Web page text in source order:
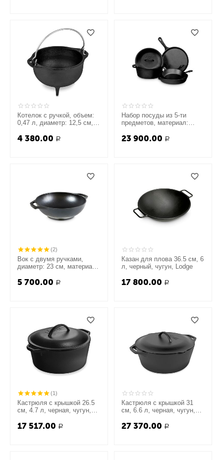
Котелок с ручкой, объем:
0,47 л, диаметр: 12,5 см,
чугун, HCK, LODGE, США
4 380.00 Р
Набор посуды из 5-ти
предметов, материал:
США
23 900.00 Р
(2)
Вок с двумя ручками,
диаметр: 23 см, материал:
США
5 700.00 Р
Казан для плова 36.5 см, 6
л, черный, чугун, Lodge
17 800.00 Р
(1)
Кастрюля с крышкой 26.5
см, 4.7 л, черная, чугун,
17 517.00 Р
Кастрюля с крышкой 31
см, 6.6 л, черная, чугун,
27 370.00 Р